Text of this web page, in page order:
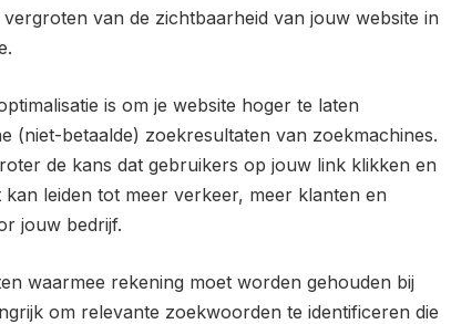
van de zichtbaarheid van jouw website in
is om je website hoger te laten
(niet-betaalde) zoekresultaten van zoekmachines.
de kans dat gebruikers op jouw link klikken en
leiden tot meer verkeer, meer klanten en
jouw bedrijf.
waarmee rekening moet worden gehouden bij
om relevante zoekwoorden te identificeren die